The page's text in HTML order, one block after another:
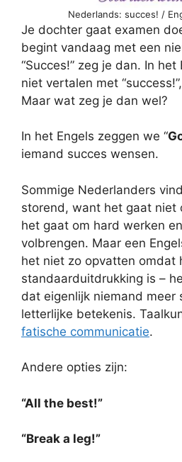
Nederlands: succes! /
Je dochter gaat examen
begint vandaag met een
“Succes!” zeg je dan. In
niet vertalen met
Maar wat zeg je dan wel?
In het Engels zeggen we “
iemand succes wensen.
Sommige Nederlanders
storend, want het gaat niet
het gaat om hard werken
volbrengen. Maar een
het niet zo opvatten omdat
standaarduitdrukking is –
dat eigenlijk niemand meer
letterlijke betekenis.
fatische communicatie.
Andere opties zijn:
“All the best!”
“Break a leg!”